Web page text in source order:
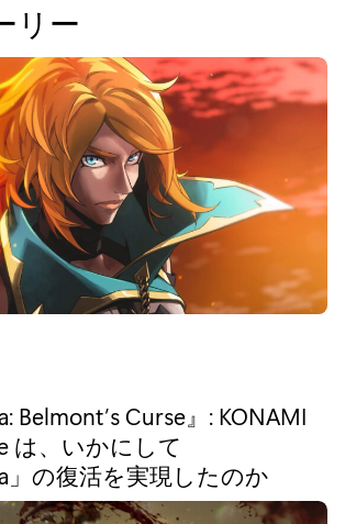
リー
た
め
の
"
『
エ
グ
ラ
イ
マ
Belmont’s Curse』: KONAMI
は、いかにして
」の復活を実現したのか